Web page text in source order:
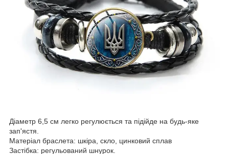
Діаметр 6,5 см легко регулюється та підійде на будь-яке
зап'ястя.
Матеріал браслета: шкіра, скло, цинковий сплав
Застібка: регульований шнурок.